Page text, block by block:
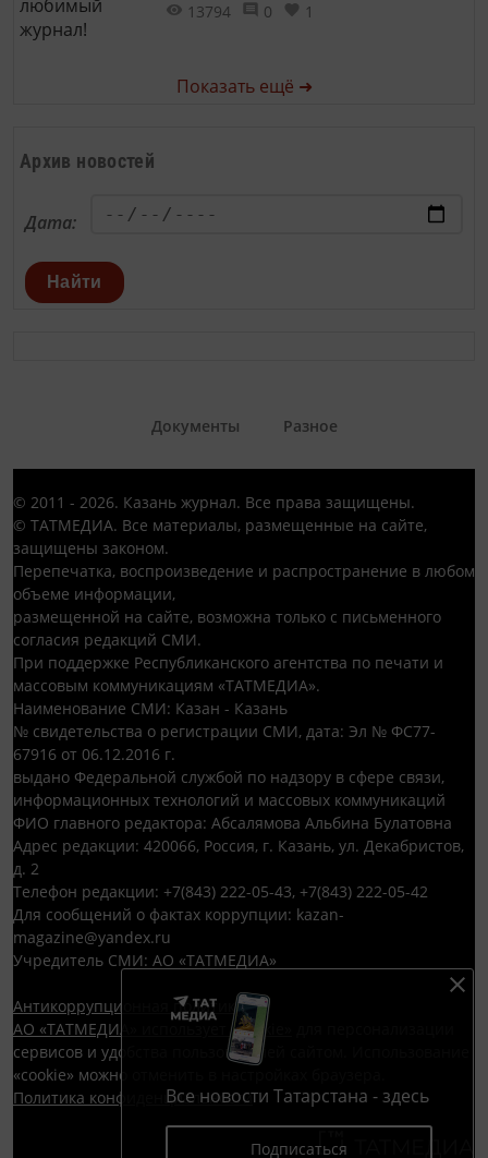
13794
0 1
Показать ещё ➜
Архив новостей
Дата:
Найти
Все новости Татарстана - здесь
Подписаться
Документы Разное
© 2011 - 2026. Казань журнал. Все права защищены.
© ТАТМЕДИА. Все материалы, размещенные на сайте,
защищены законом.
Перепечатка, воспроизведение и распространение в любом
объеме информации,
размещенной на сайте, возможна только с письменного
согласия редакций СМИ.
При поддержке Республиканского агентства по печати и
массовым коммуникациям «ТАТМЕДИА».
Наименование СМИ: Казан - Казань
№ свидетельства о регистрации СМИ, дата: Эл № ФС77-
67916 от 06.12.2016 г.
выдано Федеральной службой по надзору в сфере связи,
информационных технологий и массовых коммуникаций
ФИО главного редактора: Абсалямова Альбина Булатовна
Адрес редакции: 420066, Россия, г. Казань, ул. Декабристов,
д. 2
Телефон редакции: +7(843) 222-05-43, +7(843) 222-05-42
Для сообщений о фактах коррупции: kazan-
magazine@yandex.ru
Учредитель СМИ: АО «ТАТМЕДИА»
Антикоррупционная политика
АО «ТАТМЕДИА» использует «cookie»
сервисов и удобства пользователей сайтом. Использование
«cookie» можно отменить в настройках браузера.
Политика конфиденциальности